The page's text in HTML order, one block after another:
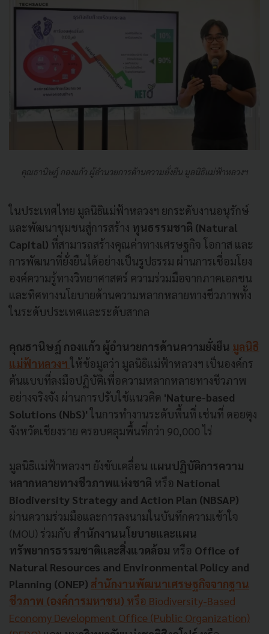
คุณธานิษฎ์ กองแก้ว ผู้อำนวยการด้านความยั่งยืน มูลนิธิแม่ฟ้าหลวงฯ
ในประเทศไทย มูลนิธิแม่ฟ้าหลวงฯ ยกระดับงานอนุรักษ์
และพัฒนาชุมชนสู่การสร้าง ทุนธรรมชาติ (Natural
Capital) ที่สามารถสร้างคุณค่าทางเศรษฐกิจ โอกาส และ
การพัฒนาที่ยั่งยืนได้อย่างเป็นรูปธรรม ผ่านการเชื่อมโยง
องค์ความรู้ทางวิทยาศาสตร์ ความร่วมมือจากภาคเอกชน
และทิศทางนโยบายด้านความหลากหลายทางชีวภาพทั้ง
ในระดับประเทศและระดับสากล
คุณธานิษฎ์ กองแก้ว ผู้อำนวยการด้านความยั่งยืน มูลนิธิ
แม่ฟ้าหลวงฯ ให้ข้อมูลว่า มูลนิธิแม่ฟ้าหลวงฯ เป็นองค์กร
ต้นแบบที่ลงมือปฏิบัติเพื่อความหลากหลายทางชีวภาพ
อย่างจริงจัง ผ่านการปรับใช้แนวคิด 'Nature-based
Solutions (NbS)'ในการทำงานระดับพื้นที่ เช่นที่ ดอยตุง
จังหวัดเชียงราย ครอบคลุมพื้นที่กว่า 90,000 ไร่
มูลนิธิแม่ฟ้าหลวงฯ ยังขับเคลื่อน แผนปฏิบัติการความ
หลากหลายทางชีวภาพแห่งชาติ หรือ National
Biodiversity Strategy and Action Plan (NBSAP)
ผ่านความร่วมมือและการลงนามในบันทึกความเข้าใจ
(MOU) ร่วมกับ สำนักงานนโยบายและแผน
ทรัพยากรธรรมชาติและสิ่งแวดล้อม หรือ Office of
Natural Resources and Environmental Policy and
Planning (ONEP) สำนักงานพัฒนาเศรษฐกิจจากฐาน
ชีวภาพ (องค์การมหาชน) หรือ Biodiversity-Based
Economy Development Office (Public Organization)